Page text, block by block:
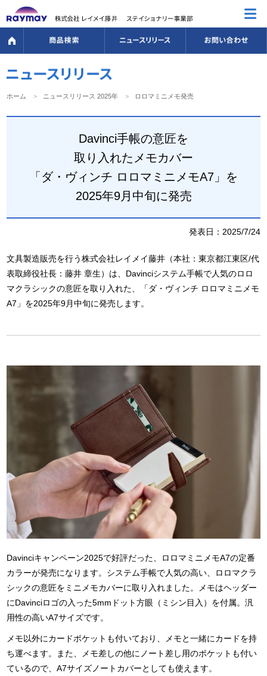
ホーム ニュースリリース 2025年 ロロマミニメモ発売
Davinci手帳の意匠を
取り入れたメモカバー
「ダ・ヴィンチ ロロマミニメモA7」を
2025年9月中旬に発売
発表日：2025/7/24
文具製造販売を行う株式会社レイメイ藤井（本社：東京都江東区/代
表取締役社長：藤井 章生）は、Davinciシステム手帳で人気のロロ
マクラシックの意匠を取り入れた、「ダ・ヴィンチ ロロマミニメモ
A7」を2025年9月中旬に発売します。
Davinciキャンペーン2025で好評だった、ロロマミニメモA7の定番
カラーが発売になります。システム手帳で人気の高い、ロロマクラ
シックの意匠をミニメモカバーに取り入れました。メモはヘッダー
にDavinciロゴの入った5mmドット方眼（ミシン目入）を付属。汎
用性の高いA7サイズです。
メモ以外にカードポケットも付いており、メモと一緒にカードを持
ち運べます。また、メモ差しの他にノート差し用のポケットも付い
ているので、A7サイズノートカバーとしても使えます。